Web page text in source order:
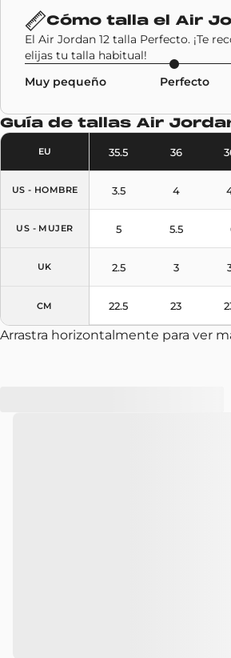
Precio de venta
Marca Air
Código SKU 130690-
Modelo Air
Cómo talla el Air
El Air Jordan 12 talla Perfecto. ¡Te
elijas tu talla habitual!
Muy pequeño
Perfecto
Guía de tallas Air
EU
US - HOMBRE
US - MUJER
UK
CM
35.5 36
3.5 4
5 5.5
2.5 3
22.5 23
Arrastra horizontalmente para ver